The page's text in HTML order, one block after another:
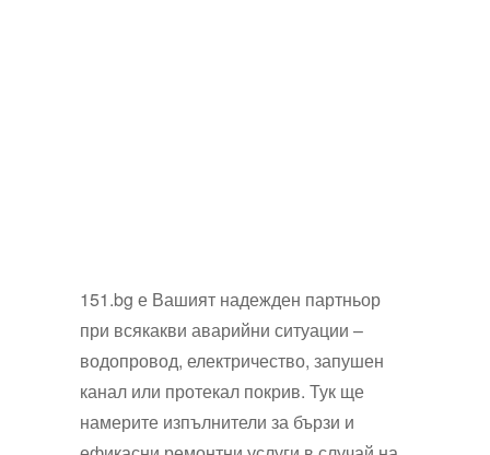
151.bg е Вашият надежден партньор
при всякакви аварийни ситуации –
водопровод, електричество, запушен
канал или протекал покрив. Тук ще
намерите изпълнители за бързи и